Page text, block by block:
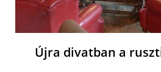
Újra divatban a